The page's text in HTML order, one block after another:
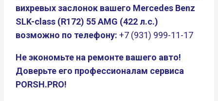
вихревых заслонок вашего Mercedes Benz
SLK-class (R172) 55 AMG (422 л.с.)
возможно по телефону: +7 (931) 999-11-17
Не экономьте на ремонте вашего авто!
Доверьте его профессионалам сервиса
PORSH.PRO!